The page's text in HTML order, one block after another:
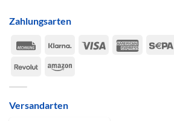
Zahlungsarten
Rechung
Klarna Visa
American
RevolutAmazon
Versandarten